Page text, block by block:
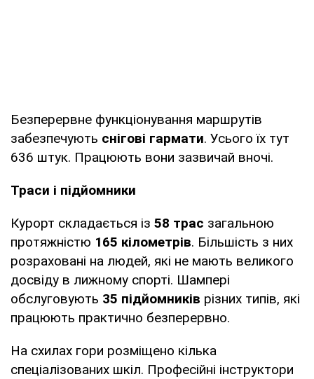
Безперервне функціонування маршрутів
забезпечують снігові гармати. Усього їх тут
636 штук. Працюють вони зазвичай вночі.
Траси і підйомники
Курорт складається із 58 трас загальною
протяжністю 165 кілометрів. Більшість з них
розраховані на людей, які не мають великого
досвіду в лижному спорті. Шампері
обслуговують 35 підйомників різних типів, які
працюють практично безперервно.
На схилах гори розміщено кілька
спеціалізованих шкіл. Професійні інструктори